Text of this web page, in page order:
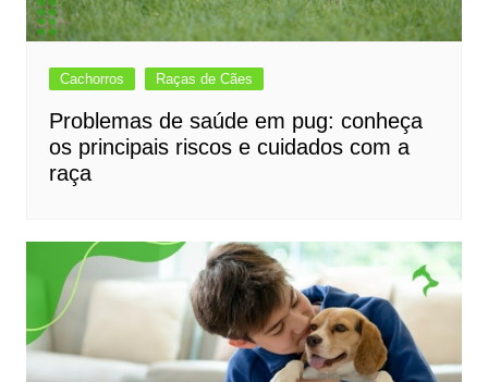
Cachorros Raças de Cães
Problemas de saúde em pug: conheça
os principais riscos e cuidados com a
raça